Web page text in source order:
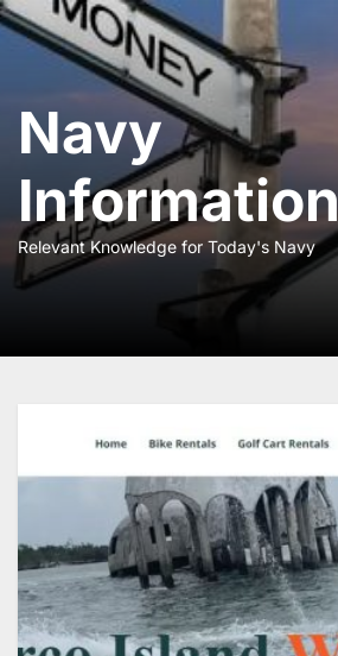
Skip
to
Navy
Information
Relevant Knowledge for Today's Navy